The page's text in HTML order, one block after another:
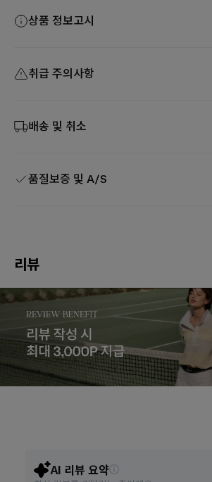
상품 정보고시
취급 주의사항
배송 및 취소
품질보증 및 A/S
리뷰